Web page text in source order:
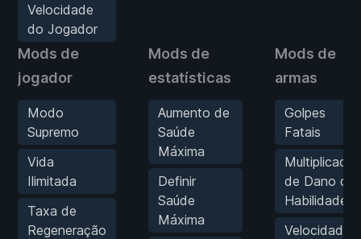
Velocidade
do Jogador
Mods de
jogador
Modo
Supremo
Vida
Ilimitada
Taxa de
Regeneração
Mods de
estatísticas
Aumento de
Saúde
Máxima
Definir
Saúde
Máxima
Mods de
armas
Golpes
Fatais
Multiplicador
de Dano de
Habilidade
Velocidade